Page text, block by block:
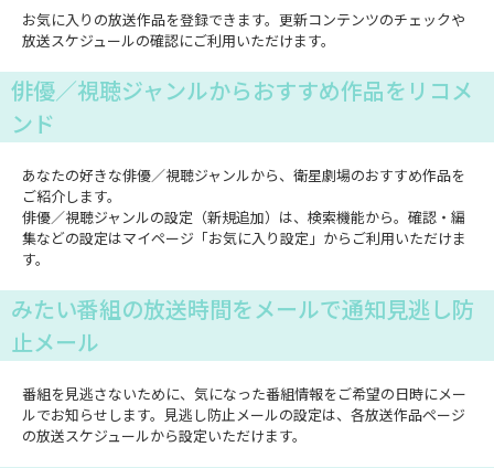
お気に入りの放送作品を登録できます。更新コンテンツのチェックや
放送スケジュールの確認にご利用いただけます。
俳優／視聴ジャンルからおすすめ作品をリコメ
ンド
あなたの好きな俳優／視聴ジャンルから、衛星劇場のおすすめ作品を
ご紹介します。
俳優／視聴ジャンルの設定（新規追加）は、検索機能から。確認・編
集などの設定はマイページ「お気に入り設定」からご利用いただけま
す。
みたい番組の放送時間をメールで通知見逃し防
止メール
番組を見逃さないために、気になった番組情報をご希望の日時にメー
ルでお知らせします。見逃し防止メールの設定は、各放送作品ページ
の放送スケジュールから設定いただけます。